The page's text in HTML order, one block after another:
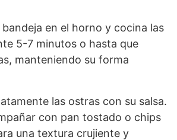
en el horno y cocina las
5-7 minutos o hasta que
manteniendo su forma
las ostras con su salsa.
con pan tostado o chips
una textura crujiente y